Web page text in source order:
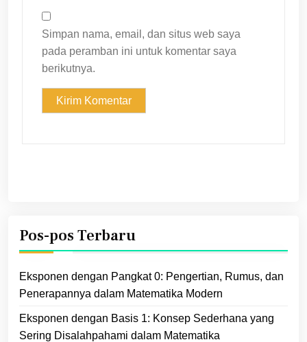
Simpan nama, email, dan situs web saya
pada peramban ini untuk komentar saya
berikutnya.
Pos-pos Terbaru
Eksponen dengan Pangkat 0: Pengertian, Rumus, dan
Penerapannya dalam Matematika Modern
Eksponen dengan Basis 1: Konsep Sederhana yang
Sering Disalahpahami dalam Matematika